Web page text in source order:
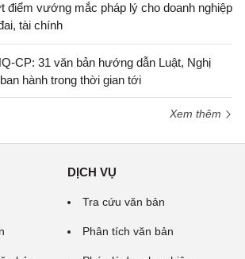
điểm vướng mắc pháp lý cho doanh nghiệp
tài chính
CP: 31 văn bản hướng dẫn Luật, Nghị
hành trong thời gian tới
Xem thêm
DỊCH VỤ
Tra cứu văn bản
Phân tích văn bản